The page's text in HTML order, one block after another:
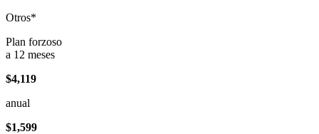
Otros*
Plan forzoso
a 12 meses
$4,119
anual
$1,599